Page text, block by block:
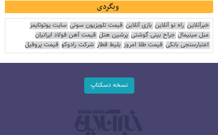
وبگردی
خبرآنلاین راه نو آنلاین بازی آنلاین قیمت تلویزیون سونی سایت یوتوتایمز
مبل مینیمال جراح بینی گوشتی پرشین هتل قیمت آهن فولاد ایرانیان
اعتبارسنجی بانکی قیمت طلا امروز بلیط قطار شرکت رادوکو قیمت پروفیل
نسخه دسکتاپ